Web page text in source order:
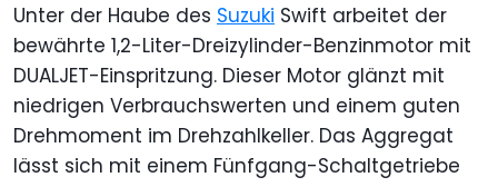
Unter der Haube des Suzuki Swift arbeitet der
bewährte 1,2-Liter-Dreizylinder-Benzinmotor mit
DUALJET-Einspritzung. Dieser Motor glänzt mit
niedrigen Verbrauchswerten und einem guten
Drehmoment im Drehzahlkeller. Das Aggregat
lässt sich mit einem Fünfgang-Schaltgetriebe